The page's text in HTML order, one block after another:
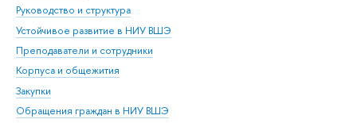
Руководство и структура
Устойчивое развитие в НИУ ВШЭ
Преподаватели и сотрудники
Корпуса и общежития
Закупки
Обращения граждан в НИУ ВШЭ